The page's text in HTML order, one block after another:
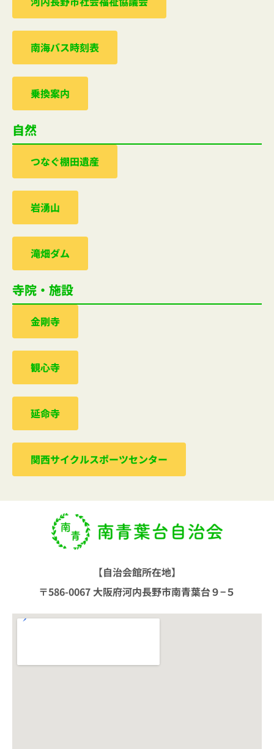
南海バス時刻表
乗換案内
自然
つなぐ棚田遺産
岩湧山
滝畑ダム
寺院・施設
金剛寺
観心寺
延命寺
関西サイクルスポーツセンター
【自治会館所在地】
〒586-0067 大阪府河内長野市南青葉台９−５